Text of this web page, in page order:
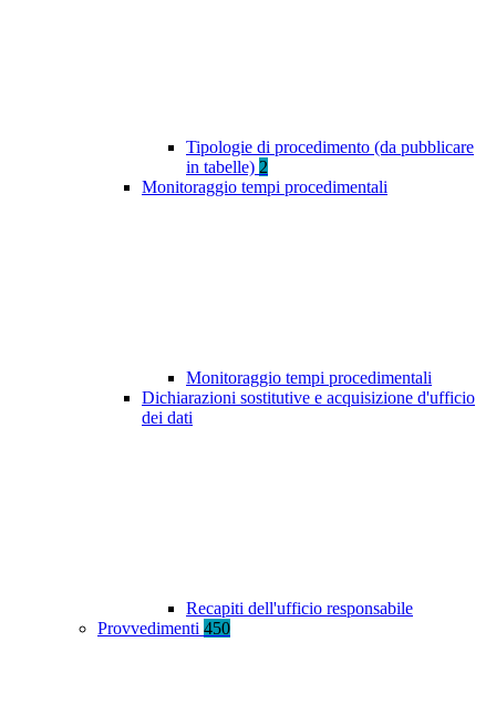
Tipologie di procedimento (da pubblicare
in tabelle) 2
Monitoraggio tempi procedimentali
Monitoraggio tempi procedimentali
Dichiarazioni sostitutive e acquisizione d'ufficio
dei dati
Recapiti dell'ufficio responsabile
Provvedimenti 450